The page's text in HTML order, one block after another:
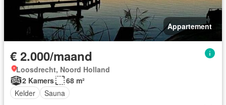
Appartement
€ 2.000/maand
Loosdrecht, Noord Holland
2 Kamers
68 m²
Kelder
Sauna